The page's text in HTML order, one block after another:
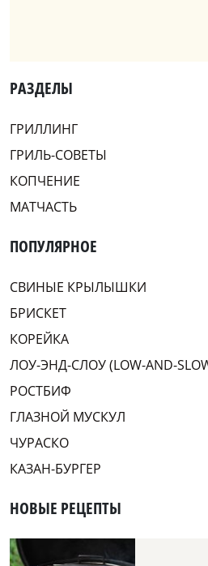
РАЗДЕЛЫ
ГРИЛЛИНГ
ГРИЛЬ-СОВЕТЫ
КОПЧЕНИЕ
МАТЧАСТЬ
ПОПУЛЯРНОЕ
СВИНЫЕ КРЫЛЫШКИ
БРИСКЕТ
КОРЕЙКА
ЛОУ-ЭНД-СЛОУ (LOW-AND-
РОСТБИФ
ГЛАЗНОЙ МУСКУЛ
ЧУРАСКО
КАЗАН-БУРГЕР
НОВЫЕ РЕЦЕПТЫ